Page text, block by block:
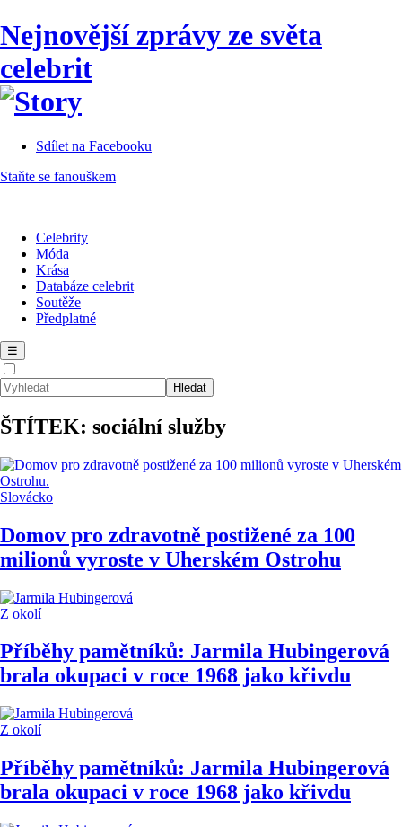
Nejnovější zprávy ze světa
celebrit
Sdílet na Facebooku
Staňte se fanouškem
Celebrity
Móda
Krása
Databáze celebrit
Soutěže
Předplatné
☰
ŠTÍTEK: sociální služby
Slovácko
Domov pro zdravotně postižené za 100
milionů vyroste v Uherském Ostrohu
Z okolí
Příběhy pamětníků: Jarmila Hubingerová
brala okupaci v roce 1968 jako křivdu
Z okolí
Příběhy pamětníků: Jarmila Hubingerová
brala okupaci v roce 1968 jako křivdu